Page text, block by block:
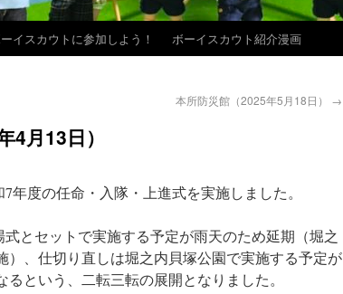
イスカウトに参加しよう！ ボーイスカウト紹介漫画
本所防災館（2025年5月18日） →
4月13日）
年度の任命・入隊・上進式を実施しました。
とセットで実施する予定が雨天のため延期（堀之
）、仕切り直しは堀之内貝塚公園で実施する予定が
という、二転三転の展開となりました。